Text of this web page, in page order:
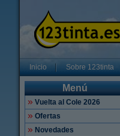
Inicio Sobre 123tinta
Menú
Vuelta al Cole 2026
Ofertas
Novedades